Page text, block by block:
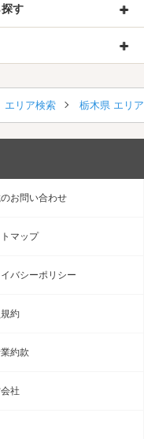
す
エリア検索 栃木県 エリ
お問い合わせ
マップ
バシーポリシー
約
約款
社